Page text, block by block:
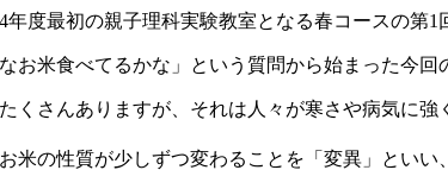
年度最初の親子理科実験教室となる春コースの第1
なお米食べてるかな」という質問から始まった今
くさんありますが、それは人々が寒さや病気に
米の性質が少しずつ変わることを「変異」とい